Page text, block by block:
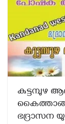
കുട്ടമ്പുഴ
ഭദ്രാസന